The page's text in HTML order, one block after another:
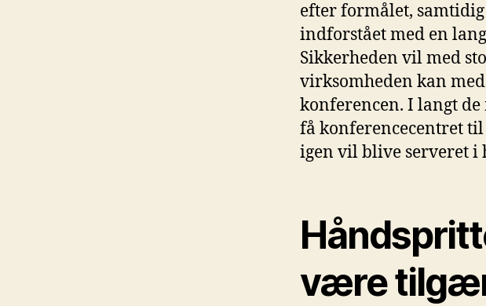
efter formålet,
indforstået med en
Sikkerheden vil med
virksomheden kan
konferencen. I langt
få konferencecentret
igen vil blive serveret
være